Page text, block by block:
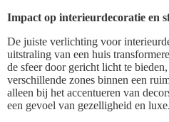
Impact op interieurdecoratie en
De juiste verlichting voor
uitstraling van een huis
de sfeer door gericht licht te
verschillende zones binnen een
alleen bij het accentueren van
een gevoel van gezelligheid en luxe.